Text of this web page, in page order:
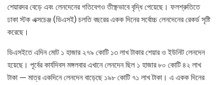
শেয়ারদর বেড়ে এবং লেনদেনের গতিবেগও তীক্ষ্ণভাবে বৃদ্ধি পেয়েছে। ফলশ্রুতিতে
ঢাকা স্টক এক্সচেঞ্জ (ডিএসই) চলতি বছরের একক দিনের সর্বোচ্চ লেনদেনের রেকর্ড সৃষ্টি
করেছে।
ডিএসইতে এদিন মোট ১ হাজার ২৭৯ কোটি ১৩ লাখ টাকার শেয়ার ও ইউনিট লেনদেন
হয়েছে। পূর্বের কার্যদিবস মঙ্গলবার এখানে লেনদেন ছিল ১ হাজার ৮০ কোটি ৪২ লাখ
টাকা — মাত্র একদিনে লেনদেন বাড়েছে ১৯৮ কোটি ৭১ লাখ টাকা। এ একক দিনের